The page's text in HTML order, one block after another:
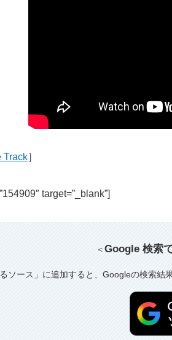
Track］
target=”_blank”]
＜Google 検索
るソース」に追加すると、Googleの検索